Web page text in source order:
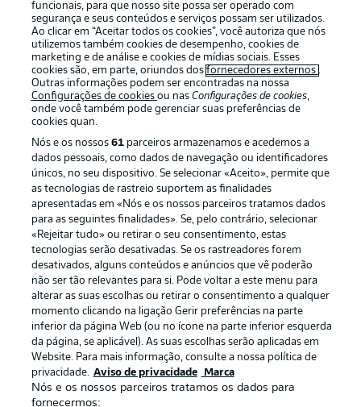
Oferecido por
Publicidade Avisos legais
Aviso de privacidade
Termos de uso Emissoras
Trabalhe conosco Marca
Jogadores
funcionais, para que nosso site possa ser operado com
segurança e seus conteúdos e serviços possam ser utilizados.
Ao clicar em “Aceitar todos os cookies”, você autoriza que nós
utilizemos também cookies de desempenho, cookies de
marketing e de análise e cookies de mídias sociais. Esses
cookies são, em parte, oriundos dos fornecedores externos .
Outras informações podem ser encontradas na nossa
Configurações de cookies ou nas Configurações de cookies,
onde você também pode gerenciar suas preferências de
cookies quan.
Nós e os nossos 61parceiros armazenamos e acedemos a
dados pessoais, como dados de navegação ou identificadores
únicos, no seu dispositivo. Se selecionar «Aceito», permite que
as tecnologias de rastreio suportem as finalidades
apresentadas em «Nós e os nossos parceiros tratamos dados
para as seguintes finalidades». Se, pelo contrário, selecionar
«Rejeitar tudo» ou retirar o seu consentimento, estas
tecnologias serão desativadas. Se os rastreadores forem
desativados, alguns conteúdos e anúncios que vê poderão
não ser tão relevantes para si. Pode voltar a este menu para
alterar as suas escolhas ou retirar o consentimento a qualquer
momento clicando na ligação Gerir preferências na parte
inferior da página Web (ou no ícone na parte inferior esquerda
da página, se aplicável). As suas escolhas serão aplicadas em
Website. Para mais informação, consulte a nossa política de
privacidade. Aviso de privacidade Marca
Nós e os nossos parceiros tratamos os dados para
fornecermos: